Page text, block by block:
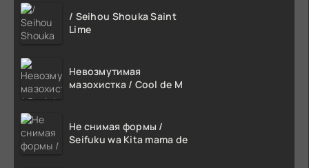
/ Seihou Shouka Saint
Lime
Невозмутимая
мазохистка / Cool de M
Не снимая формы /
Seifuku wa Kita mama de